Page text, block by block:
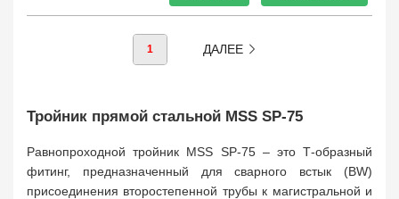
1 ДАЛЕЕ
Тройник прямой стальной MSS SP-75
Равнопроходной тройник MSS SP-75 – это Т-образный
фитинг, предназначенный для сварного встык (BW)
присоединения второстепенной трубы к магистральной и